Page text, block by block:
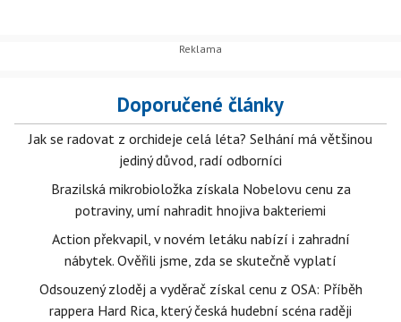
Doporučené články
Jak se radovat z orchideje celá léta? Selhání má většinou
jediný důvod, radí odborníci
Brazilská mikrobioložka získala Nobelovu cenu za
potraviny, umí nahradit hnojiva bakteriemi
Action překvapil, v novém letáku nabízí i zahradní
nábytek. Ověřili jsme, zda se skutečně vyplatí
Odsouzený zloděj a vyděrač získal cenu z OSA: Příběh
rappera Hard Rica, který česká hudební scéna raději